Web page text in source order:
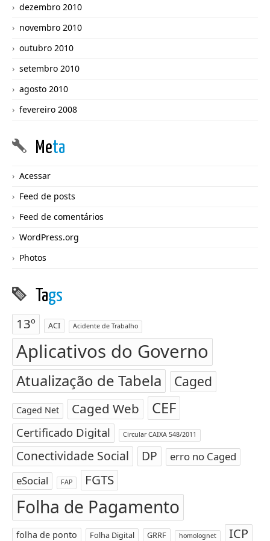
dezembro 2010
novembro 2010
outubro 2010
setembro 2010
agosto 2010
fevereiro 2008
Meta
Acessar
Feed de posts
Feed de comentários
WordPress.org
Photos
Tags
13º ACI Acidente de Trabalho
Aplicativos do Governo
Atualização de Tabela Caged
Caged Net Caged Web CEF
Certificado Digital Circular CAIXA 548/2011
Conectividade Social DP
erro no Caged
eSocial
FAP FGTS
Folha de Pagamento
folha de ponto Folha Digital GRRF homolognet ICP